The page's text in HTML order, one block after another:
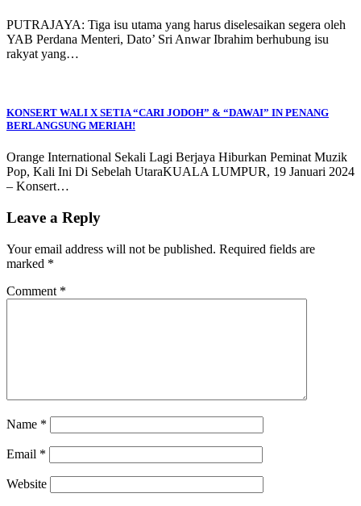
PUTRAJAYA: Tiga isu utama yang harus diselesaikan segera oleh
YAB Perdana Menteri, Dato’ Sri Anwar Ibrahim berhubung isu
rakyat yang…
KONSERT WALI X SETIA “CARI JODOH” & “DAWAI” IN PENANG
BERLANGSUNG MERIAH!
Orange International Sekali Lagi Berjaya Hiburkan Peminat Muzik
Pop, Kali Ini Di Sebelah UtaraKUALA LUMPUR, 19 Januari 2024
– Konsert…
Leave a Reply
Your email address will not be published. Required fields are
marked *
Comment *
Name *
Email *
Website